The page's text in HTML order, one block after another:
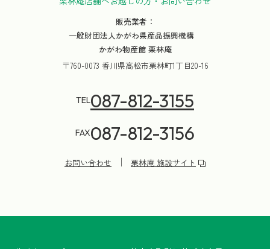
販売業者：
一般財団法人かがわ県産品振興機構
かがわ物産館 栗林庵
〒760-0073 香川県高松市栗林町1丁目20-16
TEL087-812-3155
FAX087-812-3156
お問い合わせ 栗林庵 施設サイト